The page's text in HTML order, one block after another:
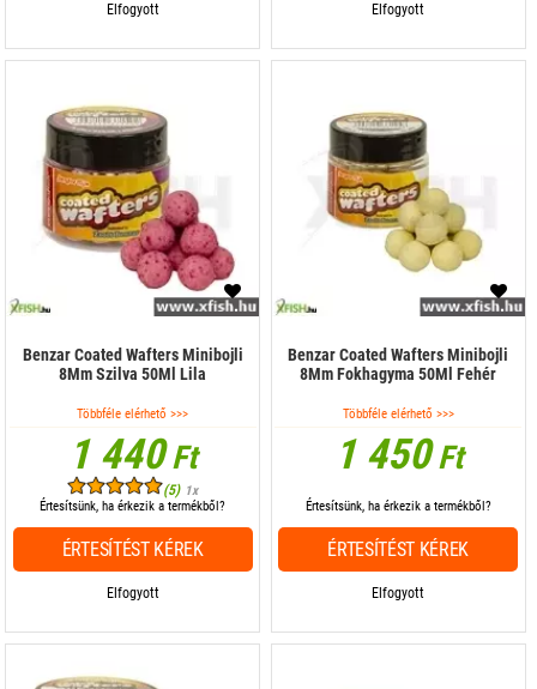
Elfogyott Elfogyott
Benzar Coated Wafters Minibojli
8Mm Szilva 50Ml Lila
Többféle elérhető >>>
1 440Ft
(5) 1x
Elfogyott
Értesítsünk, ha érkezik a termékből?
ÉRTESÍTÉST KÉREK
Benzar Coated Wafters Minibojli
8Mm Fokhagyma 50Ml Fehér
Többféle elérhető >>>
1 450Ft
Elfogyott
Értesítsünk, ha érkezik a termékből?
ÉRTESÍTÉST KÉREK